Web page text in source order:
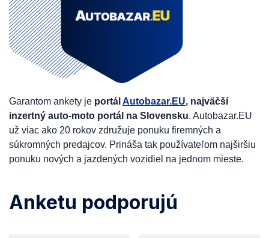
Garantom ankety je portál Autobazar.EU, najväčší
inzertný auto-moto portál na Slovensku. Autobazar.EU
už viac ako 20 rokov združuje ponuku firemných a
súkromných predajcov. Prináša tak používateľom najširšiu
ponuku nových a jazdených vozidiel na jednom mieste.
Anketu podporujú